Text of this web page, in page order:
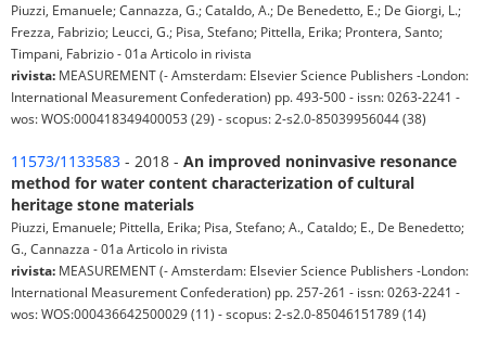
Piuzzi, Emanuele; Cannazza, G.; Cataldo, A.; De Benedetto, E.; De Giorgi, L.;
Frezza, Fabrizio; Leucci, G.; Pisa, Stefano; Pittella, Erika; Prontera, Santo;
Timpani, Fabrizio - 01a Articolo in rivista
rivista: MEASUREMENT (- Amsterdam: Elsevier Science Publishers -London:
International Measurement Confederation) pp. 493-500 - issn: 0263-2241 -
wos: WOS:000418349400053 (29) - scopus: 2-s2.0-85039956044 (38)
11573/1133583 - 2018 - An improved noninvasive resonance
method for water content characterization of cultural
heritage stone materials
Piuzzi, Emanuele; Pittella, Erika; Pisa, Stefano; A., Cataldo; E., De Benedetto;
G., Cannazza - 01a Articolo in rivista
rivista: MEASUREMENT (- Amsterdam: Elsevier Science Publishers -London:
International Measurement Confederation) pp. 257-261 - issn: 0263-2241 -
wos: WOS:000436642500029 (11) - scopus: 2-s2.0-85046151789 (14)